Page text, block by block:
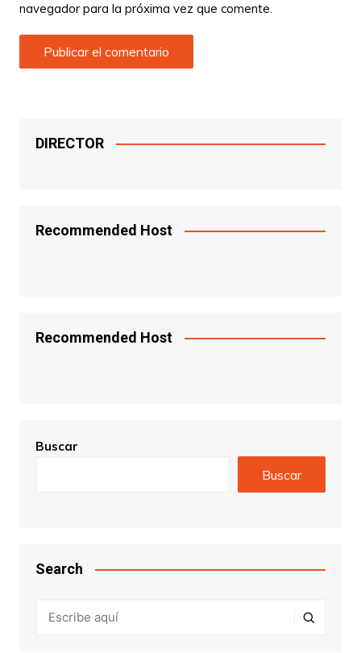
navegador para la próxima vez que comente.
DIRECTOR
Recommended Host
Recommended Host
Buscar
Buscar
Search